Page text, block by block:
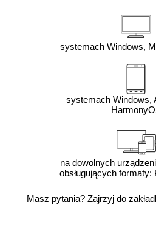
systemach Windows,
systemach Windows,
na dowolnych
obsługujących formaty:
Masz pytania? Zajrzyj do